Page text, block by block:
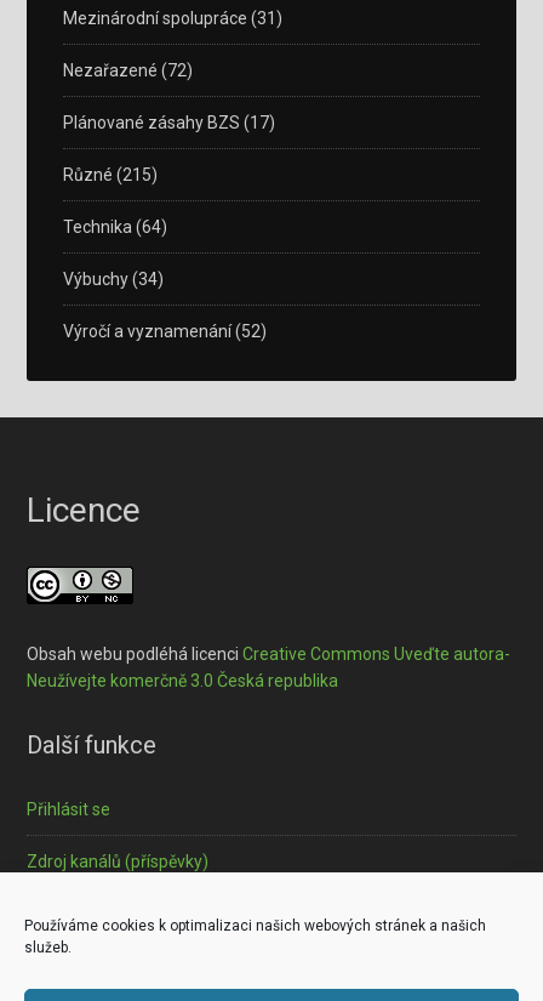
Používáme cookies k optimalizaci našich webových stránek a našich
služeb.
Mezinárodní spolupráce (31)
Nezařazené (72)
Plánované zásahy BZS (17)
Různé (215)
Technika (64)
Výbuchy(34)
Výročí a vyznamenání(52)
Licence
Obsah webu podléhá licenciCreative Commons Uveďte autora-
Neužívejte komerčně 3.0 Česká republika
Další funkce
Přihlásit se
Zdroj kanálů (příspěvky)